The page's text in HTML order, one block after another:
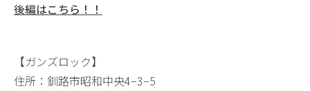
後編はこちら！！
【ガンズロック】
住所：釧路市昭和中央4−3−5